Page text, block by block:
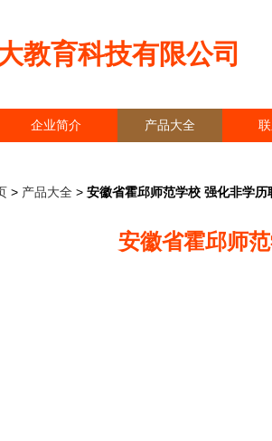
教育科技有限公司
企业简介 产品大全
> 产品大全 > 安徽省霍邱师范学校 强化非学
安徽省霍邱师